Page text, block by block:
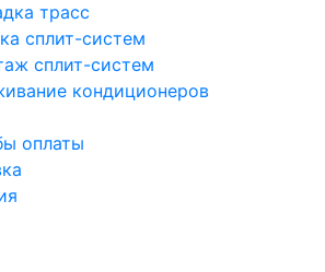
трасс
сплит-систем
сплит-систем
кондиционеров
оплаты